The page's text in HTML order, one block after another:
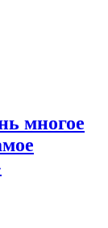
многое